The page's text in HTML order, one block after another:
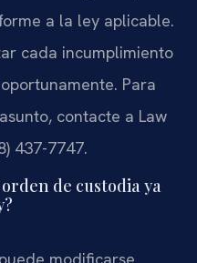
a la ley aplicable.
cada incumplimiento
Para
contacte a Law
437-7747.
de custodia ya
modificarse